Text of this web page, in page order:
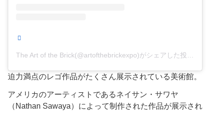
The Art of the Brick(@artofthebrickexpo)がシェアした投稿
迫力満点のレゴ作品がたくさん展示されている美術館。
アメリカのアーティストであるネイサン・サワヤ
（Nathan Sawaya）によって制作された作品が展示され